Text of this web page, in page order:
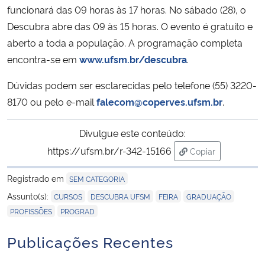
funcionará das 09 horas às 17 horas. No sábado (28), o
Descubra abre das 09 às 15 horas. O evento é gratuito e
aberto a toda a população. A programação completa
encontra-se em www.ufsm.br/descubra.
Dúvidas podem ser esclarecidas pelo telefone (55) 3220-
8170 ou pelo e-mail falecom@coperves.ufsm.br.
Divulgue este conteúdo:
https://ufsm.br/r-342-15166
Copiar
para área de
Registrado em SEM CATEGORIA
Assunto(s): CURSOS DESCUBRA UFSM FEIRA GRADUAÇÃO
PROFISSÕES PROGRAD
Publicações Recentes